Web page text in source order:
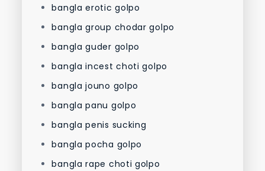
bangla erotic golpo
bangla group chodar golpo
bangla guder golpo
bangla incest choti golpo
bangla jouno golpo
bangla panu golpo
bangla penis sucking
bangla pocha golpo
bangla rape choti golpo